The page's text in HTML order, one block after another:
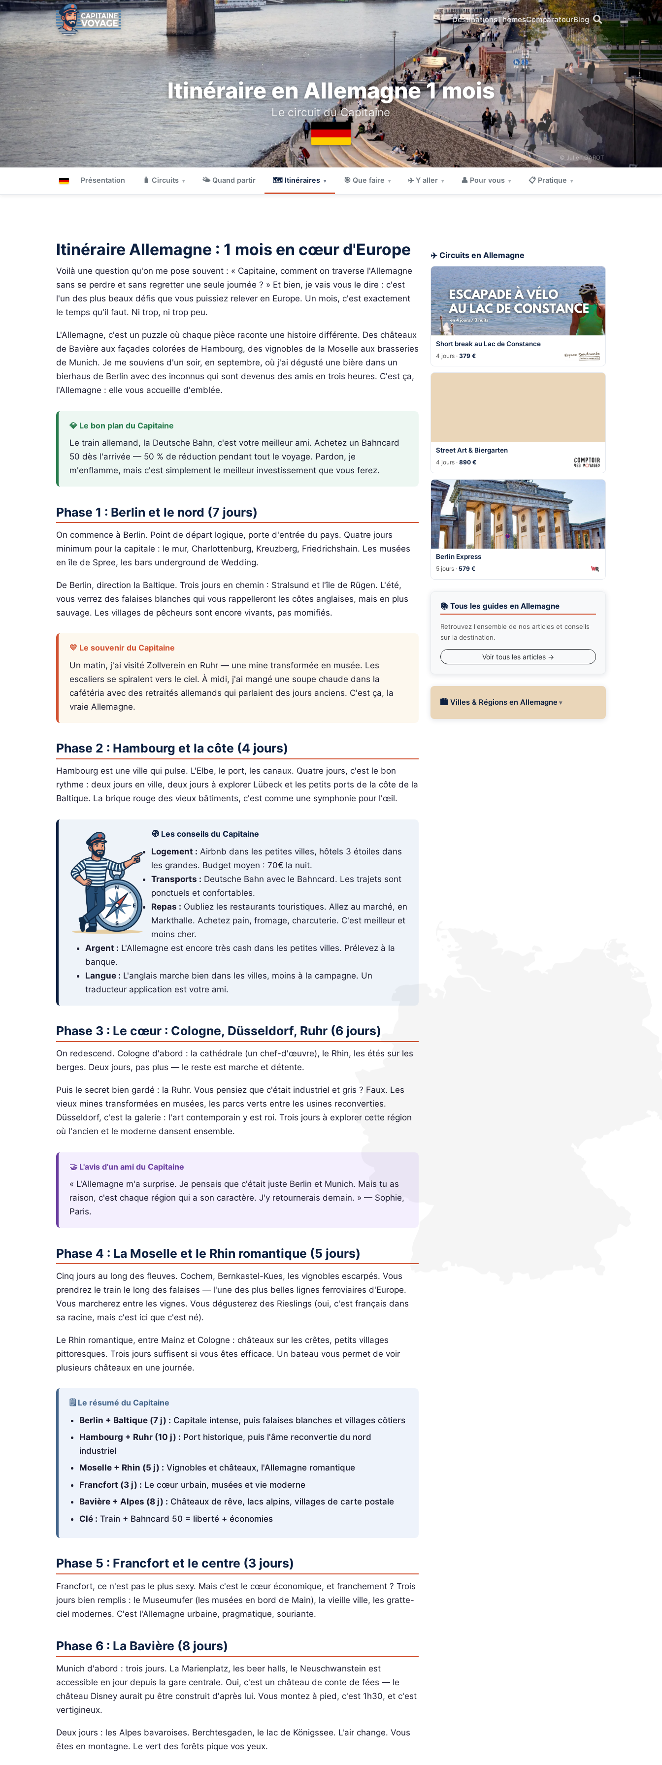
DestinationsThèmesComparateurBlog
Itinéraire en Allemagne 1 mois
Le circuit du Capitaine
© Julien GAROT
Présentation 🧳 Circuits ▾ 🌤 Quand partir 🗺 Itinéraires ▾ 🎯 Que faire ▾ ✈️ Y aller ▾ 👤 Pour vous ▾ 📋 Pratique ▾
Itinéraire Allemagne : 1 mois en cœur d'Europe
Voilà une question qu'on me pose souvent : « Capitaine, comment on traverse l'Allemagne
sans se perdre et sans regretter une seule journée ? » Et bien, je vais vous le dire : c'est
l'un des plus beaux défis que vous puissiez relever en Europe. Un mois, c'est exactement
le temps qu'il faut. Ni trop, ni trop peu.
L'Allemagne, c'est un puzzle où chaque pièce raconte une histoire différente. Des châteaux
de Bavière aux façades colorées de Hambourg, des vignobles de la Moselle aux brasseries
de Munich. Je me souviens d'un soir, en septembre, où j'ai dégusté une bière dans un
bierhaus de Berlin avec des inconnus qui sont devenus des amis en trois heures. C'est ça,
l'Allemagne : elle vous accueille d'emblée.
💎 Le bon plan du Capitaine
Le train allemand, la Deutsche Bahn, c'est votre meilleur ami. Achetez un Bahncard
50 dès l'arrivée — 50 % de réduction pendant tout le voyage. Pardon, je
m'enflamme, mais c'est simplement le meilleur investissement que vous ferez.
Phase 1 : Berlin et le nord (7 jours)
On commence à Berlin. Point de départ logique, porte d'entrée du pays. Quatre jours
minimum pour la capitale : le mur, Charlottenburg, Kreuzberg, Friedrichshain. Les musées
en île de Spree, les bars underground de Wedding.
De Berlin, direction la Baltique. Trois jours en chemin : Stralsund et l'île de Rügen. L'été,
vous verrez des falaises blanches qui vous rappelleront les côtes anglaises, mais en plus
sauvage. Les villages de pêcheurs sont encore vivants, pas momifiés.
💛 Le souvenir du Capitaine
Un matin, j'ai visité Zollverein en Ruhr — une mine transformée en musée. Les
escaliers se spiralent vers le ciel. À midi, j'ai mangé une soupe chaude dans la
cafétéria avec des retraités allemands qui parlaient des jours anciens. C'est ça, la
vraie Allemagne.
Phase 2 : Hambourg et la côte (4 jours)
Hambourg est une ville qui pulse. L'Elbe, le port, les canaux. Quatre jours, c'est le bon
rythme : deux jours en ville, deux jours à explorer Lübeck et les petits ports de la côte de la
Baltique. La brique rouge des vieux bâtiments, c'est comme une symphonie pour l'œil.
🧭 Les conseils du Capitaine
Logement : Airbnb dans les petites villes, hôtels 3 étoiles dans
les grandes. Budget moyen : 70€ la nuit.
Transports : Deutsche Bahn avec le Bahncard. Les trajets sont
ponctuels et confortables.
Repas : Oubliez les restaurants touristiques. Allez au marché, en
Markthalle. Achetez pain, fromage, charcuterie. C'est meilleur et
moins cher.
Argent : L'Allemagne est encore très cash dans les petites villes. Prélevez à la
banque.
Langue : L'anglais marche bien dans les villes, moins à la campagne. Un
traducteur application est votre ami.
Phase 3 : Le cœur : Cologne, Düsseldorf, Ruhr (6 jours)
On redescend. Cologne d'abord : la cathédrale (un chef-d'œuvre), le Rhin, les étés sur les
berges. Deux jours, pas plus — le reste est marche et détente.
Puis le secret bien gardé : la Ruhr. Vous pensiez que c'était industriel et gris ? Faux. Les
vieux mines transformées en musées, les parcs verts entre les usines reconverties.
Düsseldorf, c'est la galerie : l'art contemporain y est roi. Trois jours à explorer cette région
où l'ancien et le moderne dansent ensemble.
🤝 L'avis d'un ami du Capitaine
« L'Allemagne m'a surprise. Je pensais que c'était juste Berlin et Munich. Mais tu as
raison, c'est chaque région qui a son caractère. J'y retournerais demain. » — Sophie,
Paris.
Phase 4 : La Moselle et le Rhin romantique (5 jours)
Cinq jours au long des fleuves. Cochem, Bernkastel-Kues, les vignobles escarpés. Vous
prendrez le train le long des falaises — l'une des plus belles lignes ferroviaires d'Europe.
Vous marcherez entre les vignes. Vous dégusterez des Rieslings (oui, c'est français dans
sa racine, mais c'est ici que c'est né).
Le Rhin romantique, entre Mainz et Cologne : châteaux sur les crêtes, petits villages
pittoresques. Trois jours suffisent si vous êtes efficace. Un bateau vous permet de voir
plusieurs châteaux en une journée.
🗒️ Le résumé du Capitaine
Berlin + Baltique (7 j) : Capitale intense, puis falaises blanches et villages côtiers
Hambourg + Ruhr (10 j) : Port historique, puis l'âme reconvertie du nord
industriel
Moselle + Rhin (5 j) : Vignobles et châteaux, l'Allemagne romantique
Francfort (3 j) : Le cœur urbain, musées et vie moderne
Bavière + Alpes (8 j) : Châteaux de rêve, lacs alpins, villages de carte postale
Clé : Train + Bahncard 50 = liberté + économies
Phase 5 : Francfort et le centre (3 jours)
Francfort, ce n'est pas le plus sexy. Mais c'est le cœur économique, et franchement ? Trois
jours bien remplis : le Museumufer (les musées en bord de Main), la vieille ville, les gratte-
ciel modernes. C'est l'Allemagne urbaine, pragmatique, souriante.
Phase 6 : La Bavière (8 jours)
Munich d'abord : trois jours. La Marienplatz, les beer halls, le Neuschwanstein est
accessible en jour depuis la gare centrale. Oui, c'est un château de conte de fées — le
château Disney aurait pu être construit d'après lui. Vous montez à pied, c'est 1h30, et c'est
vertigineux.
Deux jours : les Alpes bavaroises. Berchtesgaden, le lac de Königssee. L'air change. Vous
êtes en montagne. Le vert des forêts pique vos yeux.
✈️ Circuits en Allemagne
Short break au Lac de Constance
4 jours ·379 €
Street Art & Biergarten
4 jours ·890 €
Berlin Express
5 jours · 579 €
📚 Tous les guides en Allemagne
Retrouvez l'ensemble de nos articles et conseils
sur la destination.
Voir tous les articles →
🏙 Villes & Régions en Allemagne